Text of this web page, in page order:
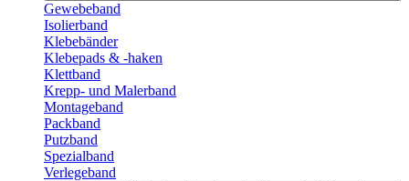
Gewebeband
Isolierband
Klebebänder
Klebepads & -haken
Klettband
Krepp- und Malerband
Montageband
Packband
Putzband
Spezialband
Verlegeband